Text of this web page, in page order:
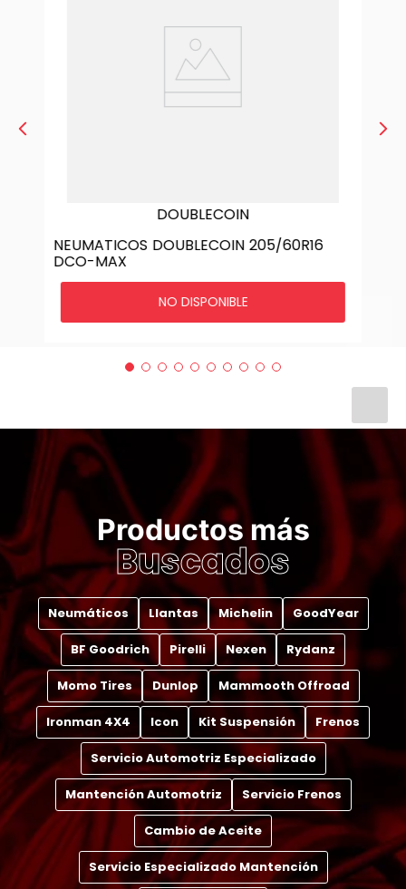
DOUBLECOIN
NEUMATICOS DOUBLECOIN 205/60R16
DCO-MAX
NO DISPONIBLE
Productos más
Buscados
Neumáticos Llantas Michelin GoodYear
BF Goodrich Pirelli Nexen Rydanz
Momo Tires Dunlop Mammooth Offroad
Ironman 4X4 Icon Kit Suspensión Frenos
Servicio Automotriz Especializado
Mantención Automotriz Servicio Frenos
Cambio de Aceite
Servicio Especializado Mantención